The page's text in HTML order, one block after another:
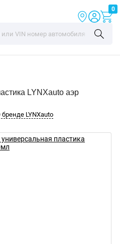
0
LYNXauto аэр
бренде LYNXauto